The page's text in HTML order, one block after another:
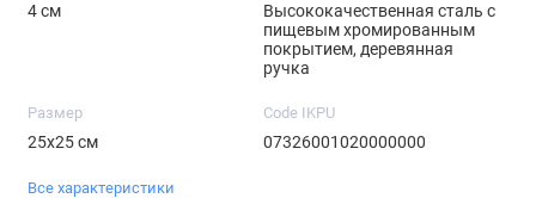
4 см
Высококачественная сталь с
пищевым хромированным
покрытием, деревянная
ручка
Размер
25x25 см
Code IKPU
07326001020000000
Все характеристики